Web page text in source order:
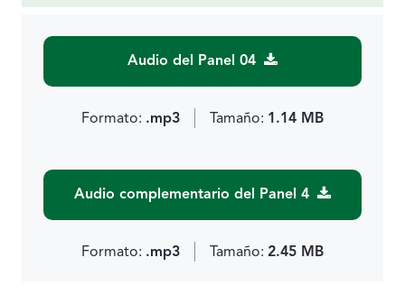
Audio del Panel 04
Formato: .mp3 Tamaño: 1.14 MB
Audio complementario del Panel 4
Formato: .mp3 Tamaño: 2.45 MB